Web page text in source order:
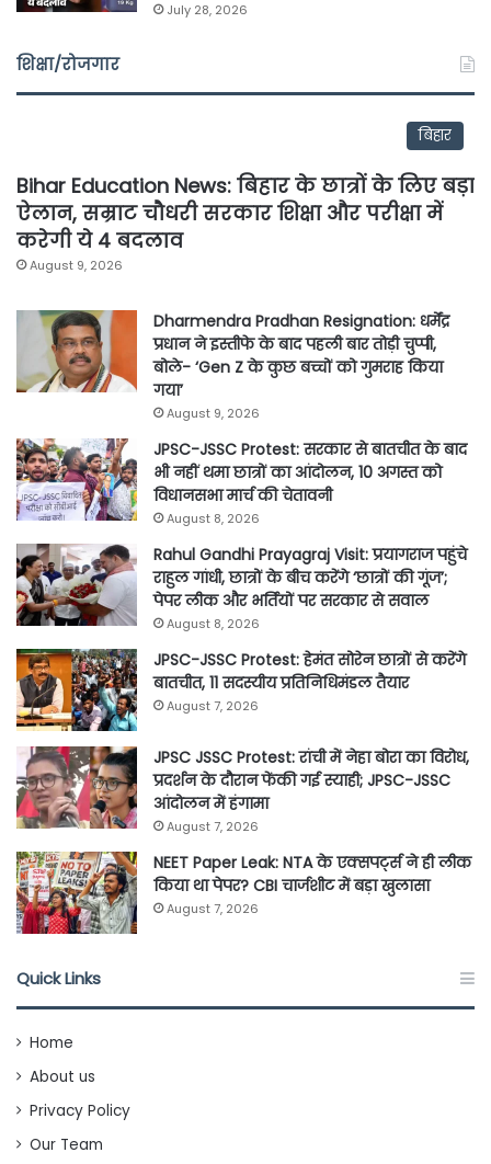
July 28, 2026
शिक्षा/रोजगार
बिहार
Bihar Education News: बिहार के छात्रों के लिए बड़ा
ऐलान, सम्राट चौधरी सरकार शिक्षा और परीक्षा में
करेगी ये 4 बदलाव
August 9, 2026
Dharmendra Pradhan Resignation: धर्मेंद्र
प्रधान ने इस्तीफे के बाद पहली बार तोड़ी चुप्पी,
बोले- ‘Gen Z के कुछ बच्चों को गुमराह किया
गया’
August 9, 2026
JPSC-JSSC Protest: सरकार से बातचीत के बाद
भी नहीं थमा छात्रों का आंदोलन, 10 अगस्त को
विधानसभा मार्च की चेतावनी
August 8, 2026
Rahul Gandhi Prayagraj Visit: प्रयागराज पहुंचे
राहुल गांधी, छात्रों के बीच करेंगे ‘छात्रों की गूंज’;
पेपर लीक और भर्तियों पर सरकार से सवाल
August 8, 2026
JPSC-JSSC Protest: हेमंत सोरेन छात्रों से करेंगे
बातचीत, 11 सदस्यीय प्रतिनिधिमंडल तैयार
August 7, 2026
JPSC JSSC Protest: रांची में नेहा बोरा का विरोध,
प्रदर्शन के दौरान फेंकी गई स्याही; JPSC-JSSC
आंदोलन में हंगामा
August 7, 2026
NEET Paper Leak: NTA के एक्सपर्ट्स ने ही लीक
किया था पेपर? CBI चार्जशीट में बड़ा खुलासा
August 7, 2026
Quick Links
Home
About us
Privacy Policy
Our Team